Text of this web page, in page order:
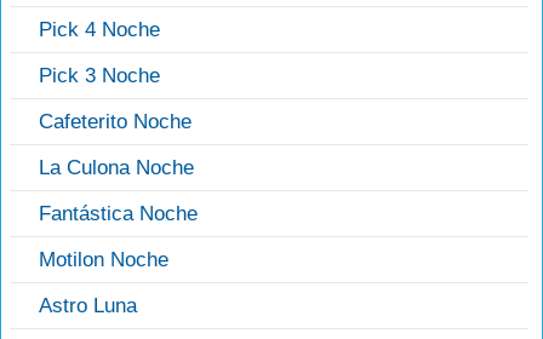
Pick 4 Noche
Pick 3 Noche
Cafeterito Noche
La Culona Noche
Fantástica Noche
Motilon Noche
Astro Luna